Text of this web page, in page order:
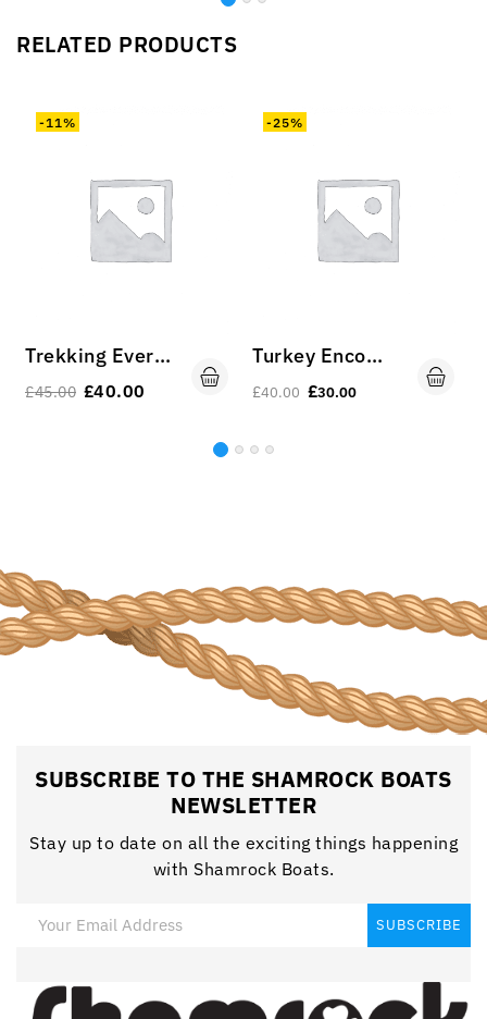
RELATED PRODUCTS
-11%
Trekking Everest
£45.00 £40.00
-25%
Turkey Encompassed
£40.00 £30.00
SUBSCRIBE TO THE SHAMROCK BOATS
NEWSLETTER
Stay up to date on all the exciting things happening
with Shamrock Boats.